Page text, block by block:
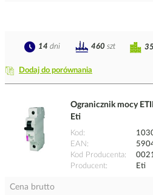
Dodaj do porównania
35
14 dni 460 szt
Ogranicznik mocy
Eti
Kod
EAN
Kod Producenta
Producent
Eti
Cena brutto